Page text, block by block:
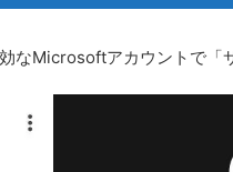
なMicrosoftアカウントで「